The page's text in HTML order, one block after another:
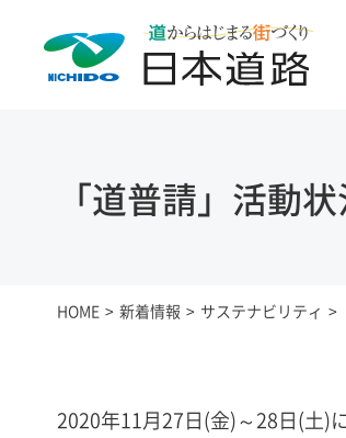
「道普請」活動
HOME 新着情報 サステナビリティ
2020年11月27日(金)～28日(土)